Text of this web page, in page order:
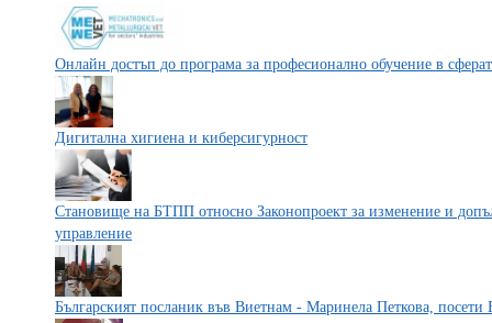
Онлайн достъп до програма за професионално обучение в
Дигитална хигиена и киберсигурност
Становище на БТПП относно Законопроект за изменение и
управление
Българският посланик във Виетнам - Маринела Петкова,